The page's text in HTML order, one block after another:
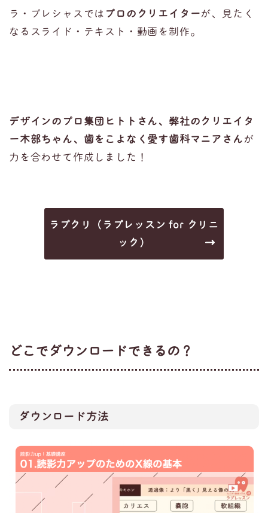
ラ・プレシャスでは プロのクリエイターが、見たく
なるスライド・テキスト・動画を制作。
デザインのプロ集団ヒトトさん、 弊社のクリエイタ
ー木部ちゃん、 歯をこよなく愛す歯科マニアさんが
力を合わせて作成しました！
ラプクリ（ラプレッスン for クリニ
ック）
どこでダウンロードできるの？
ダウンロード方法